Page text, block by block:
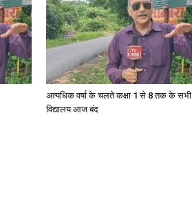
अत्यधिक वर्षा के चलते कक्षा 1 से 8 तक के सभी
विद्यालय आज बंद